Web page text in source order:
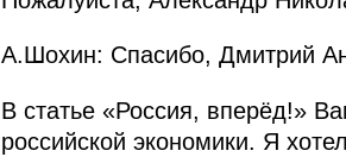
А.Шохин: Спасибо, Дмитрий
В статье «Россия, вперёд!»
российской экономики. Я